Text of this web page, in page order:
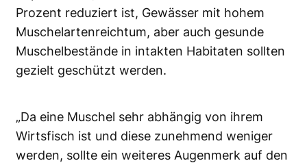
Prozent reduziert ist, Gewässer mit hohem
Muschelartenreichtum, aber auch gesunde
Muschelbestände in intakten Habitaten sollten
gezielt geschützt werden.
„Da eine Muschel sehr abhängig von ihrem
Wirtsfisch ist und diese zunehmend weniger
werden, sollte ein weiteres Augenmerk auf den